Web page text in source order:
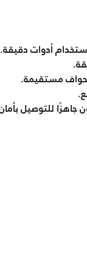
أدوات دقيقة.
حواف مستقيمة.